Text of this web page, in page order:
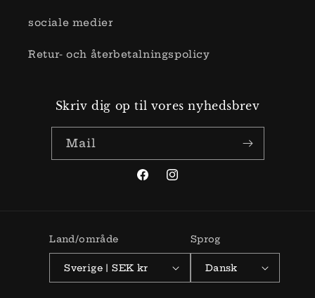
sociale medier
Retur- och återbetalningspolicy
Skriv dig op til vores nyhedsbrev
Mail
FacebookInstagram
Land/område
Sverige | SEK kr
Sprog
Dansk